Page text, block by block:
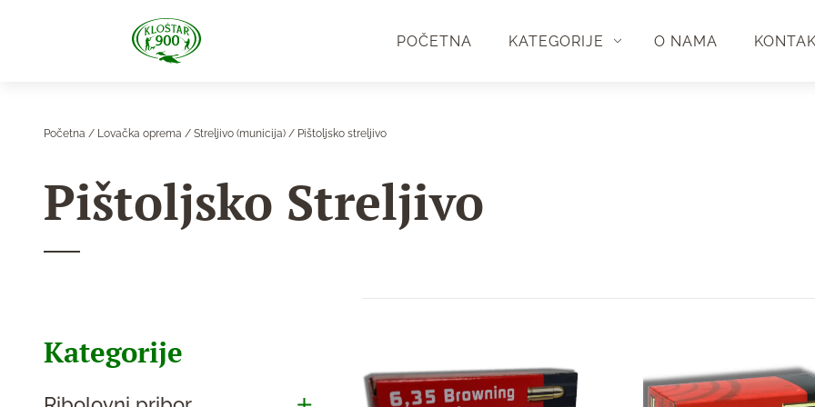
POČETNA KATEGORIJE O NAMA
Početna / Lovačka oprema / Streljivo (municija) / Pištoljsko streljivo
Pištoljsko Streljivo
Kategorije